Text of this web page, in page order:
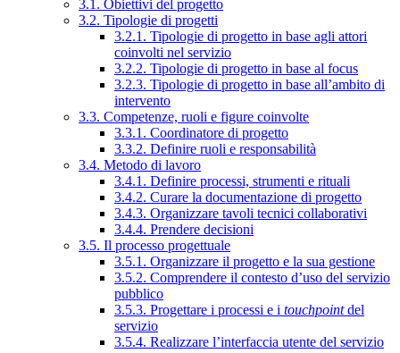
3.1. Obiettivi del progetto
3.2. Tipologie di progetti
3.2.1. Tipologie di progetto in base agli attori
coinvolti nel servizio
3.2.2. Tipologie di progetto in base al focus
3.2.3. Tipologie di progetto in base all’ambito di
intervento
3.3. Competenze, ruoli e figure coinvolte
3.3.1. Coordinatore di progetto
3.3.2. Definire ruoli e responsabilità
3.4. Metodo di lavoro
3.4.1. Definire processi, strumenti e rituali
3.4.2. Curare la documentazione di progetto
3.4.3. Organizzare tavoli tecnici collaborativi
3.4.4. Prendere decisioni
3.5. Il processo progettuale
3.5.1. Organizzare il progetto e la sua gestione
3.5.2. Comprendere il contesto d’uso del servizio
pubblico
3.5.3. Progettare i processi e i touchpointdel
servizio
3.5.4. Realizzare l’interfaccia utente del servizio